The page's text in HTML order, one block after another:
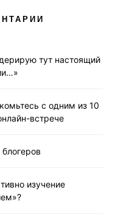
тут настоящий
с одним из 10
встрече
изучение